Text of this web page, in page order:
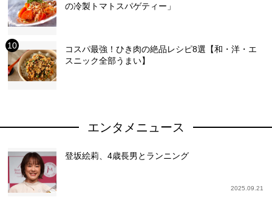
の冷製トマトスパゲティー」
コスパ最強！ひき肉の絶品レシピ8選【和・洋・エ
スニック全部うまい】
エンタメニュース
登坂絵莉、4歳長男とランニング
2025.09.21